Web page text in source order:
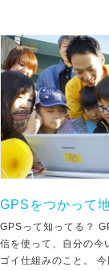
GPSをつかって
GPSって知ってる？
信を使って、自分の今
ゴイ仕組みのこと。